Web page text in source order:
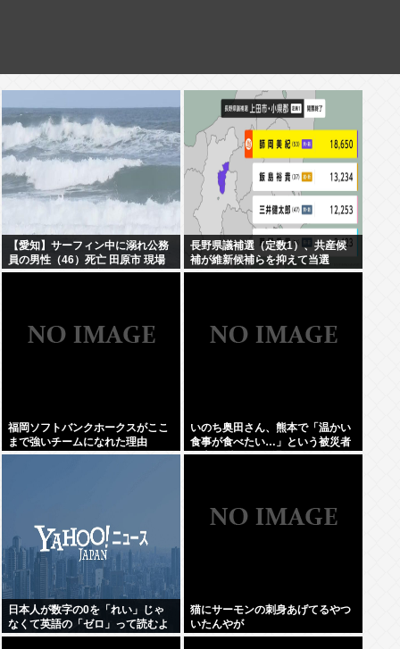
【愛知】サーフィン中に溺れ公務
員の男性（46）死亡 田原市 現場
はサーフィンで有名なスポット
長野県議補選（定数1）、共産候
補が維新候補らを抑えて当選
福岡ソフトバンクホークスがここ
まで強いチームになれた理由
いのち奥田さん、熊本で「温かい
食事が食べたい…」という被災者
の声を聞き、Xで温かいうどんを
日本人が数字の0を「れい」じゃ
なくて英語の「ゼロ」って読むよ
うになったのってなんでなの？
猫にサーモンの刺身あげてるやつ
いたんやが